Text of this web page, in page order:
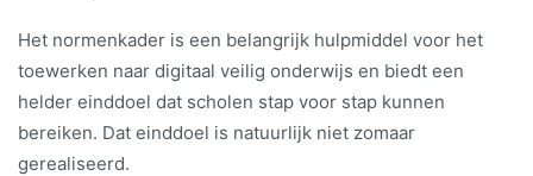
Het normenkader is een belangrijk hulpmiddel voor het
toewerken naar digitaal veilig onderwijs en biedt een
helder einddoel dat scholen stap voor stap kunnen
bereiken. Dat einddoel is natuurlijk niet zomaar
gerealiseerd.